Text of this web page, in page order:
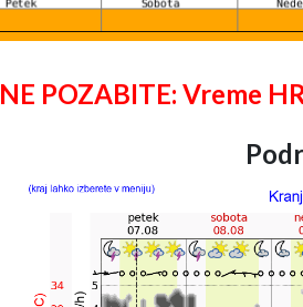
NE POZABITE: Vreme